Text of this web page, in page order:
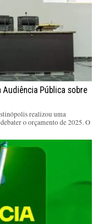
Pública sobre
realizou uma
o orçamento de 2025. O